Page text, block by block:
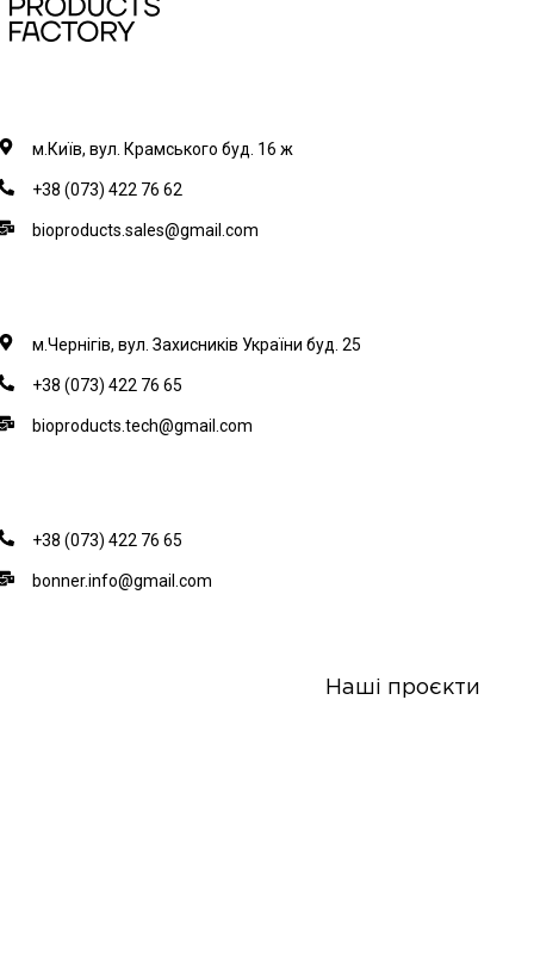
м.Київ, вул. Крамського буд. 16 ж
+38 (073) 422 76 62
bioproducts.sales@gmail.com
м.Чернігів, вул. Захисників України буд. 25
+38 (073) 422 76 65
bioproducts.tech@gmail.com
+38 (073) 422 76 65
bonner.info@gmail.com
Наші проєкти